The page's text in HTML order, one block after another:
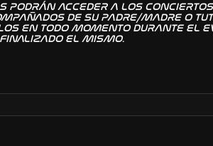
PODRÁN ACCEDER A LOS
DE SU PADRE/MADRE O
EN TODO MOMENTO DURANTE EL
EL MISMO.